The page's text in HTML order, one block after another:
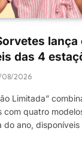
lança
das 4
2026
Limitada”
com quatro
do ano,